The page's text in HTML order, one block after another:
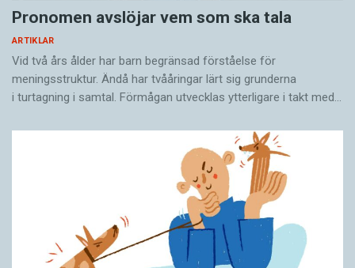
Pronomen avslöjar vem som ska tala
ARTIKLAR
Vid två års ålder har barn begränsad förståelse för
meningsstruktur. Ändå har tvååringar lärt sig grunderna
i turtagning i samtal. Förmågan utvecklas ytterligare i takt med…